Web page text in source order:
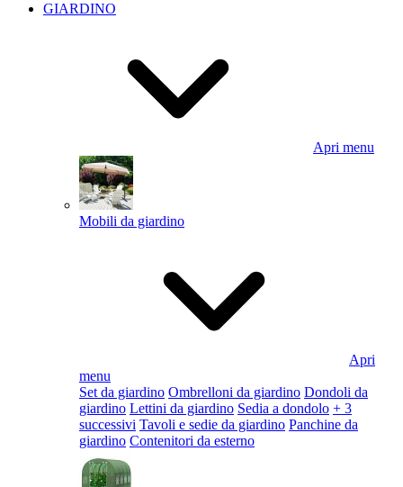
GIARDINO
Apri menu
Mobili da giardino
Apri
menu
Set da giardino Ombrelloni da giardino Dondoli da
giardino Lettini da giardino Sedia a dondolo + 3
successivi Tavoli e sedie da giardino Panchine da
giardino Contenitori da esterno